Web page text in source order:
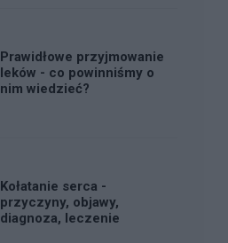
Prawidłowe przyjmowanie
leków - co powinniśmy o
nim wiedzieć?
Kołatanie serca -
przyczyny, objawy,
diagnoza, leczenie